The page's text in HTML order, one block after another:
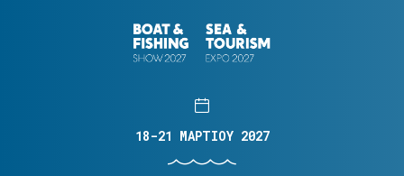
18-21 ΜΑΡΤΙΟΥ 2027